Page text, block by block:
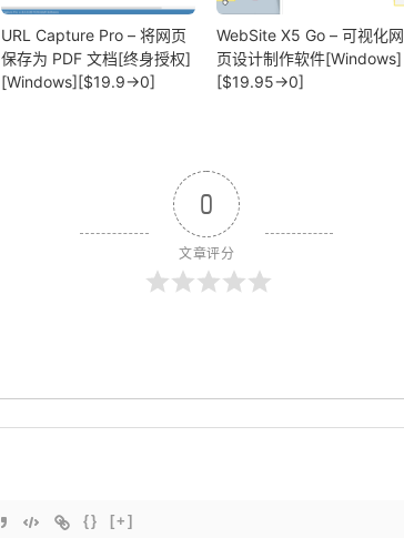
URL Capture Pro – 将网页
保存为 PDF 文档[终身授权]
[Windows][$19.9→0]
WebSite X5 Go – 可视化网
页设计制作软件[Windows]
[$19.95→0]
0
文章评分
{} [+]